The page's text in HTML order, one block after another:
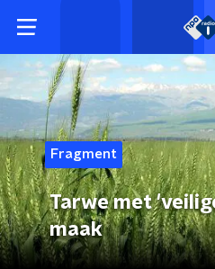
Fragment
Tarwe met
maak